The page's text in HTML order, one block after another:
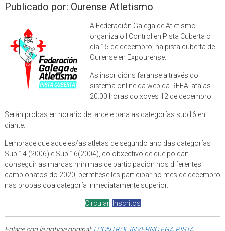
Publicado por: Ourense Atletismo
A Federación Galega de Atletismo
organiza o I Control en Pista Cuberta o
día 15 de decembro, na pista cuberta de
Ourense en Expourense.
As inscricións faranse a través do
sistema online da web da RFEA ata as
20:00 horas do xoves 12 de decembro.
Serán probas en horario de tarde e para as categorías sub16 en
diante.
Lembrade que aqueles/as atletas de segundo ano das categorías
Sub 14 (2006) e Sub 16(2004), co obxectivo de que poidan
conseguir as marcas mínimas de participación nos diferentes
campionatos do 2020, permíteselles participar no mes de decembro
nas probas coa categoría inmediatamente superior.
Circular Inscritos